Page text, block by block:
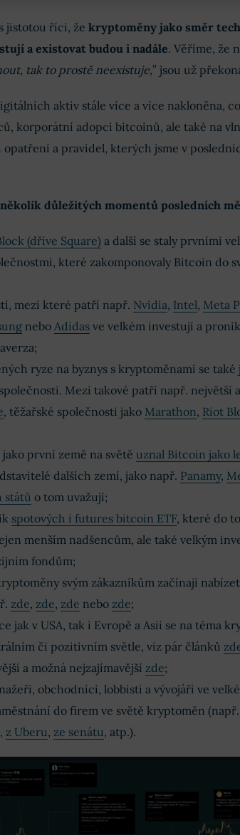
TIP!
jistotou říci, že kryptoměny jako směr
a existovat budou i nadále. Věříme, že
tak to prostě neexistuje,” jsou už
aktiv stále více a více nakloněna,
korporátní adopci bitcoinů, ale také na
a pravidel, kterých jsme v
důležitých momentů posledních
(dříve Square) a další se staly prvními
které zakomponovaly Bitcoin do
mezi které patří např. Nvidia, Intel, Meta
nebo Adidasve velkém investují a
ryze na byznys s kryptoměnami se také
Mezi takové patří např. největší
, těžařské společnosti jako Marathon, Riot
první země na světě uznal Bitcoin jako
dalších zemí, jako např. Panamy,
států o tom uvažují;
spotových i futures bitcoin ETF, které do
menším nadšencům, ale také velkým
fondům;
svým zákazníkům začínají
zde, zde, zde nebo zde;
jak v USA, tak i Evropě a Asii se na téma
či pozitivním světle, viz pár článků
a možná nejzajímavější zde;
obchodníci, lobbisti a vývojáři ve
do firem ve světě kryptoměn (např.
, z Uberu, ze senátu, atp.).